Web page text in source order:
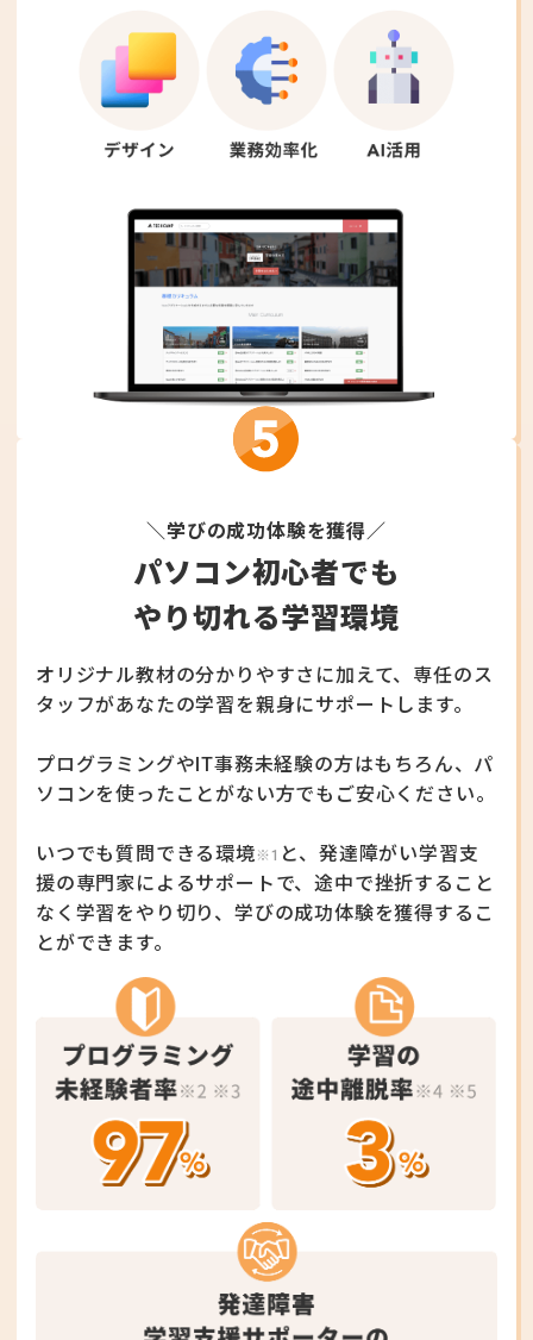
＼学びの成功体験を獲得／
パソコン初心者でも
やり切れる学習環境
オリジナル教材の分かりやすさに加えて、 専任のス
タッフがあなたの学習を親身にサポートします。
プログラミングやIT事務未経験の方はもちろん、 パ
ソコンを使ったことがない方でもご安心ください。
いつでも質問できる環境 ※1 と、発達障がい学習支
援の専門家によるサポートで、途中で挫折すること
なく学習をやり切り、 学びの成功体験を獲得するこ
とができます。